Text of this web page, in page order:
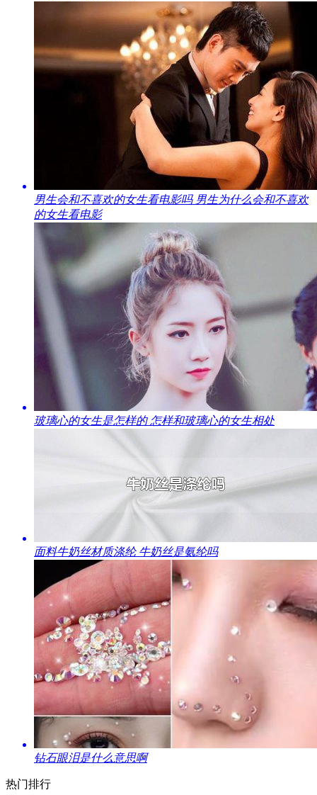
​男生会和不喜欢的女生看电影吗 男生为什么会和不喜欢
的女生看电影
​玻璃心的女生是怎样的 怎样和玻璃心的女生相处
​面料牛奶丝材质涤纶 牛奶丝是氨纶吗
​钻石眼泪是什么意思啊
热门排行